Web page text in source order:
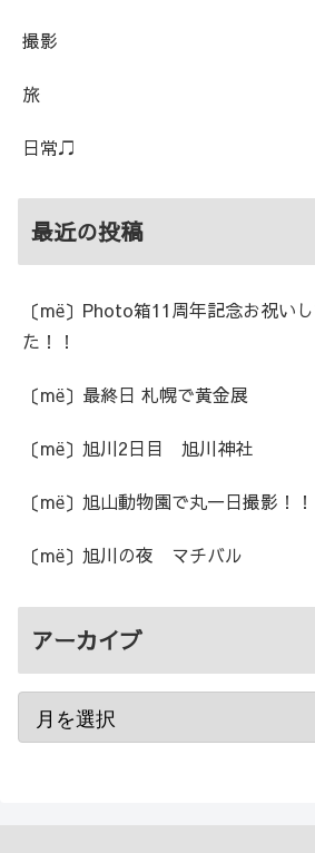
撮影
旅
日常♫
最近の投稿
〔më〕Photo箱11周年記念お祝い
た！！
〔më〕最終日 札幌で黄金展
〔më〕旭川2日目 旭川神社
〔më〕旭山動物園で丸一日撮影！！
〔më〕旭川の夜 マチバル
アーカイブ